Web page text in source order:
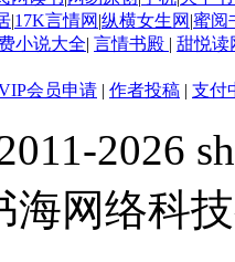
|17K言情网 |纵横女生网 |蜜阅
小说大全| 言情书殿 | 甜悦
会员申请 | 作者投稿 | 支付
2026
海网络科